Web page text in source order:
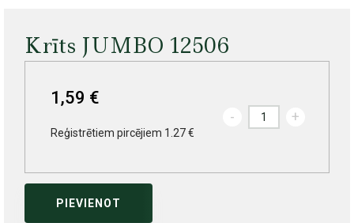
Krīts JUMBO 12506
1,59 €
Reģistrētiem pircējiem 1.27 €
- +
PIEVIENOT